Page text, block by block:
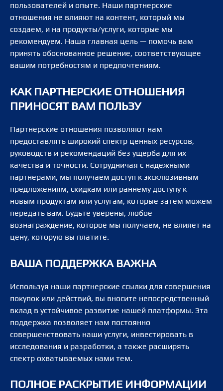
пользователей и опыте. Наши партнерские
отношения не влияют на контент, который мы
создаем, и на продукты/услуги, которые мы
рекомендуем. Наша главная цель — помочь вам
принять обоснованное решение, соответствующее
вашим потребностям и предпочтениям.
КАК ПАРТНЕРСКИЕ ОТНОШЕНИЯ
ПРИНОСЯТ ВАМ ПОЛЬЗУ
Партнерские отношения позволяют нам
предоставлять широкий спектр ценных ресурсов,
руководств и рекомендаций без ущерба для их
качества и точности. Сотрудничая с надежными
партнерами, мы получаем доступ к эксклюзивным
предложениям, скидкам или раннему доступу к
новым продуктам или услугам, которые затем можем
передать вам. Будьте уверены, любое
вознаграждение, которое мы получаем, не влияет на
цену, которую вы платите.
ВАША ПОДДЕРЖКА ВАЖНА
Используя наши партнерские ссылки для совершения
покупок или действий, вы вносите непосредственный
вклад в устойчивое развитие нашей платформы. Эта
поддержка позволяет нам постоянно
совершенствовать наши услуги, инвестировать в
исследования и разработки, а также расширять
спектр охватываемых нами тем.
ПОЛНОЕ РАСКРЫТИЕ ИНФОРМАЦИИ